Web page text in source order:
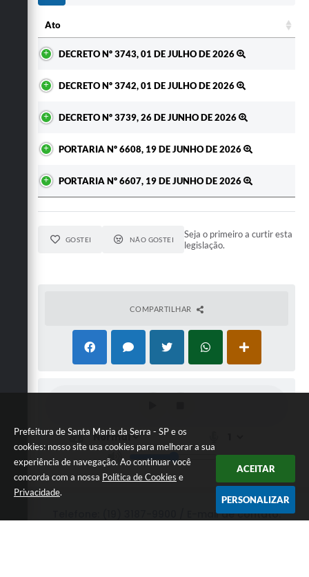
Prefeitura de Santa Maria da Serra - SP e os
cookies: nosso site usa cookies para melhorar a sua
experiência de navegação. Ao continuar você
concorda com a nossa Política de Cookies e
Privacidade.
ACEITAR
PERSONALIZAR
Ato
DECRETO Nº 3743, 01 DE JULHO DE 2026
DECRETO Nº 3742, 01 DE JULHO DE 2026
DECRETO Nº 3739, 26 DE JUNHO DE 2026
PORTARIA Nº 6608, 19 DE JUNHO DE 2026
PORTARIA Nº 6607, 19 DE JUNHO DE 2026
GOSTEI NÃO GOSTEI
Seja o primeiro a curtir esta
legislação.
COMPARTILHAR
Telefone: (19) 3187-9900 / E-mail de contato: